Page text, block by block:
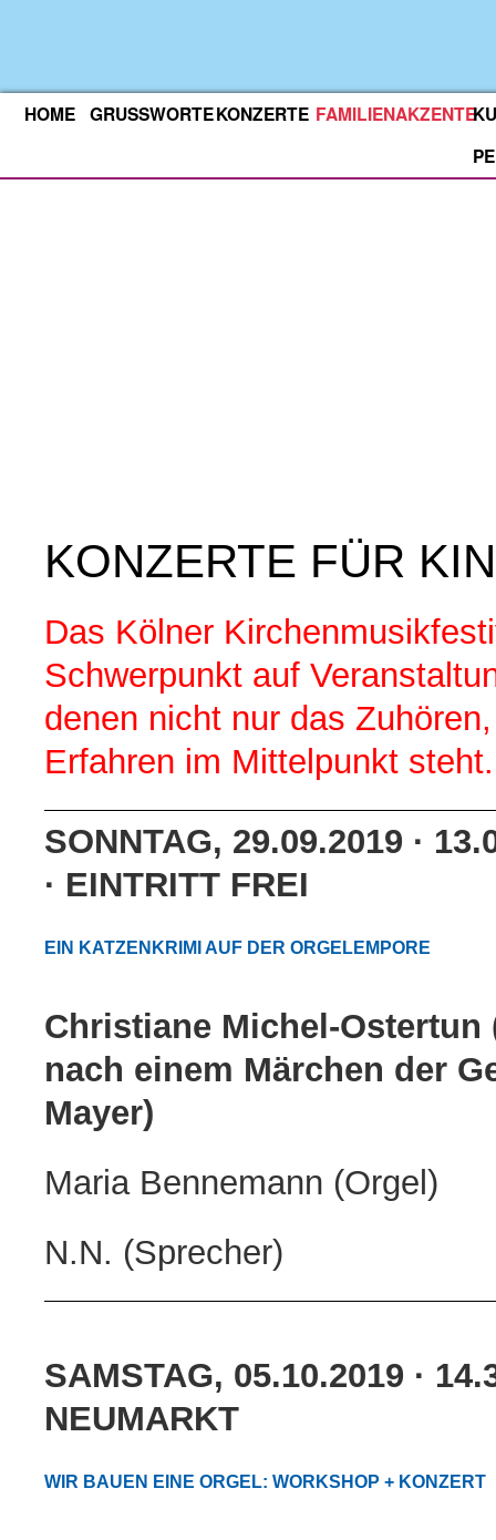
HOME GRUSSWORTEKONZERTE FAMILIENAKZENTE
KONZERTE FÜR
Das Kölner
Schwerpunkt auf
denen nicht nur das
Erfahren im Mittelpunkt steht.
SONNTAG, 29.09.2019 ·
· EINTRITT FREI
EIN KATZENKRIMI AUF DER ORGELEMPORE
Christiane Michel-Ostertun
nach einem Märchen der
Mayer)
Maria Bennemann (Orgel)
N.N. (Sprecher)
SAMSTAG, 05.10.2019 ·
NEUMARKT
WIR BAUEN EINE ORGEL: WORKSHOP + KONZERT